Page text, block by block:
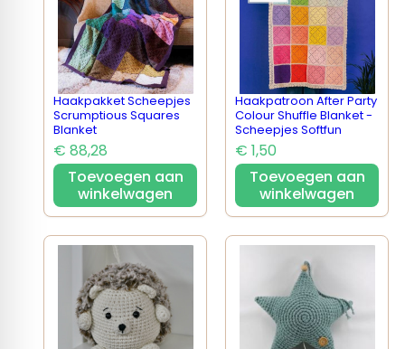
Haakpakket Scheepjes
Scrumptious Squares
Blanket
€ 88,28
Toevoegen aan
winkelwagen
Haakpatroon After Party
Colour Shuffle Blanket -
Scheepjes Softfun
€ 1,50
Toevoegen aan
winkelwagen